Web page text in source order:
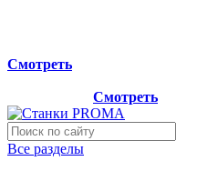
Смотреть
Смотреть
Все разделы